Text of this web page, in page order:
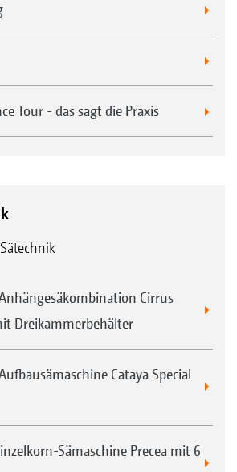
Tour - das sagt die Praxis
Cirrus
Dreikammerbehälter
Cataya Special
Sämaschine Precea mit 6